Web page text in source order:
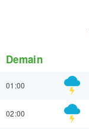
Demain
01:00
02:00